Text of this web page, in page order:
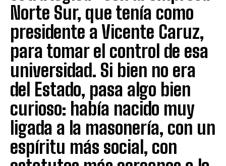
Norte Sur, que tenía como
presidente a Vicente Caruz,
para tomar el control de esa
universidad. Si bien no era
del Estado, pasa algo bien
curioso: había nacido muy
ligada a la masonería, con un
espíritu más social, con